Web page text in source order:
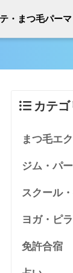
・まつ毛パーマ
カテ
まつ毛エ
ジム・パ
スクール
ヨガ・ピ
免許合宿